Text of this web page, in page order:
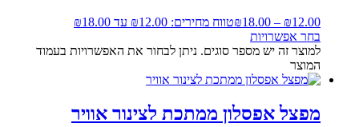
₪12.00
–
₪18.00
טווח מחירים: ⁦₪12.00⁩ עד ⁦₪18.00⁩
בחר אפשרויות
למוצר זה יש מספר סוגים. ניתן לבחור את האפשרויות בעמוד
המוצר
מפצל אפסלון ממתכת לצינור אוויר